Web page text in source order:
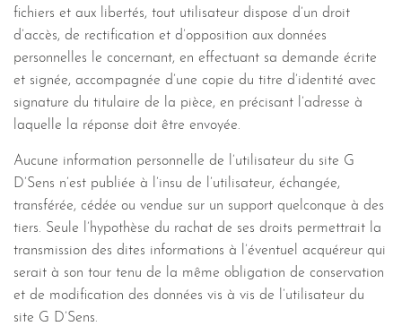
fichiers et aux libertés, tout utilisateur dispose d’un droit
d’accès, de rectification et d’opposition aux données
personnelles le concernant, en effectuant sa demande écrite
et signée, accompagnée d’une copie du titre d’identité avec
signature du titulaire de la pièce, en précisant l’adresse à
laquelle la réponse doit être envoyée.
Aucune information personnelle de l’utilisateur du site G
D’Sens n’est publiée à l’insu de l’utilisateur, échangée,
transférée, cédée ou vendue sur un support quelconque à des
tiers. Seule l’hypothèse du rachat de ses droits permettrait la
transmission des dites informations à l’éventuel acquéreur qui
serait à son tour tenu de la même obligation de conservation
et de modification des données vis à vis de l’utilisateur du
site G D’Sens.